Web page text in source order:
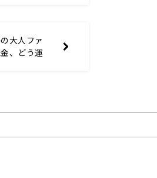
大人ファ
どう運